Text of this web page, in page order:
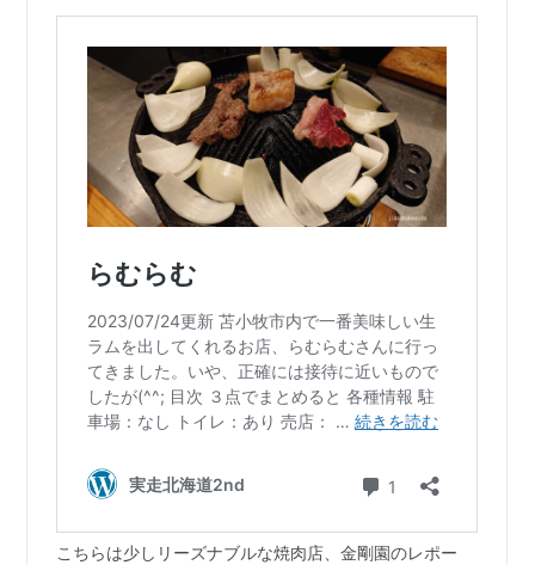
こちらは少しリーズナブルな焼肉店、金剛園のレポー